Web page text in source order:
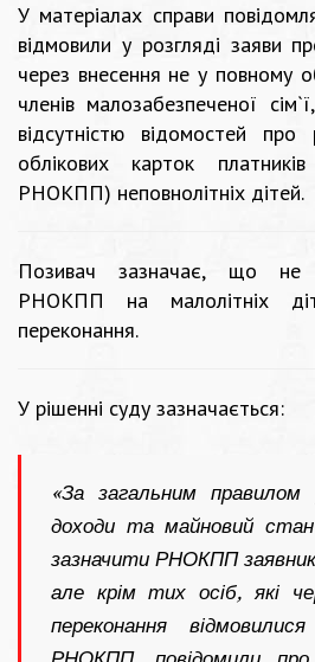
У матеріалах справи
відмовили у розгляді заяви
через внесення не у повному
членів малозабезпеченої
відсутністю відомостей про
облікових карток
РНОКПП) неповнолітніх дітей.
Позивач зазначає, що не
РНОКПП на малолітніх
переконання.
У рішенні суду зазначається:
«За загальним правилом
доходи та майновий стан
зазначити РНОКПП
але крім тих осіб, які
переконання